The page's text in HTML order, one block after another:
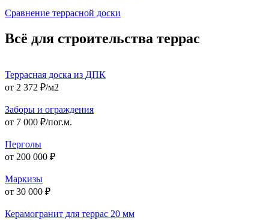
Сравнение террасной доски
Всё для строительства террас
Террасная доска из ДПК
от 2 372 ₽/м2
Заборы и ограждения
от 7 000 ₽/пог.м.
Перголы
от 200 000 ₽
Маркизы
от 30 000 ₽
Керамогранит для террас 20 мм